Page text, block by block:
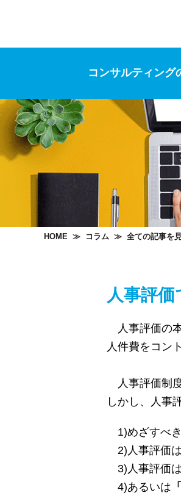
コンサルティング
HOME ≫ コラム ≫ 全ての記事を
人事評
人事評価の
人件費をコン
人事評価制
しかし、人事
1)めざすべ
2)人事評価
3)人事評価は
4)あるいは